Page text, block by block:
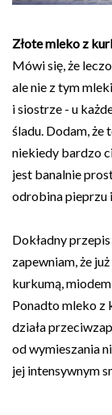
Złote mleko z
Mówi się, że
ale nie z tym
i siostrze - u
śladu. Dodam, że
niekiedy bardzo
jest banalnie
odrobina pieprzu
Dokładny
zapewniam, że
kurkumą,
Ponadto mleko z
działa
od wymieszania
jej intensywnym